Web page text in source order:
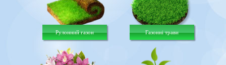
Рулонний газон Газонні трави